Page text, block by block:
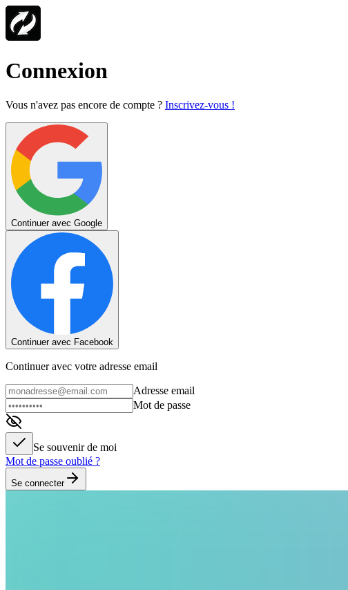
Connexion
Vous n'avez pas encore de compte ? Inscrivez-vous !
Continuer avec Google
Continuer avec Facebook
Continuer avec votre adresse email
Adresse email
Mot de passe
Se souvenir de moi
Mot de passe oublié ?
Se connecter